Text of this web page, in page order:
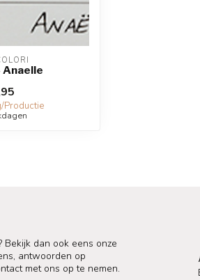
Productie
dan ook eens onze
antwoorden op
met ons op te nemen.